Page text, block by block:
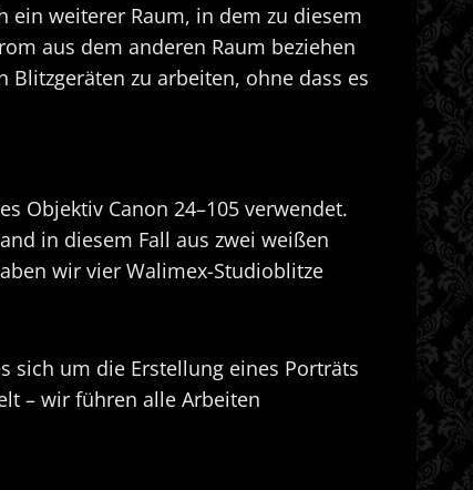
ein weiterer Raum, in dem zu diesem
aus dem anderen Raum beziehen
zu arbeiten, ohne dass es
Objektiv Canon 24–105 verwendet.
in diesem Fall aus zwei weißen
wir vier Walimex-Studioblitze
sich um die Erstellung eines Porträts
– wir führen alle Arbeiten